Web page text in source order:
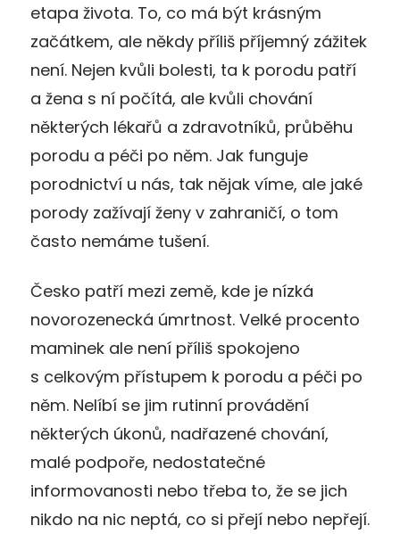
etapa života. To, co má být krásným
začátkem, ale někdy příliš příjemný zážitek
není. Nejen kvůli bolesti, ta k porodu patří
a žena s ní počítá, ale kvůli chování
některých lékařů a zdravotníků, průběhu
porodu a péči po něm. Jak funguje
porodnictví u nás, tak nějak víme, ale jaké
porody zažívají ženy v zahraničí, o tom
často nemáme tušení.
Česko patří mezi země, kde je nízká
novorozenecká úmrtnost. Velké procento
maminek ale není příliš spokojeno
s celkovým přístupem k porodu a péči po
něm. Nelíbí se jim rutinní provádění
některých úkonů, nadřazené chování,
malé podpoře, nedostatečné
informovanosti nebo třeba to, že se jich
nikdo na nic neptá, co si přejí nebo nepřejí.